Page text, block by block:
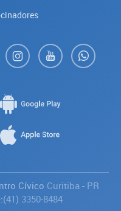
Cívico Curitiba - PR
(41) 3350-8484